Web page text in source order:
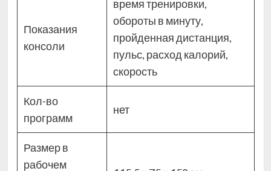
Показания
консоли
время тренировки,
обороты в минуту,
пройденная дистанция,
пульс, расход калорий,
скорость
Кол-во
программ
нет
Размер в
рабочем